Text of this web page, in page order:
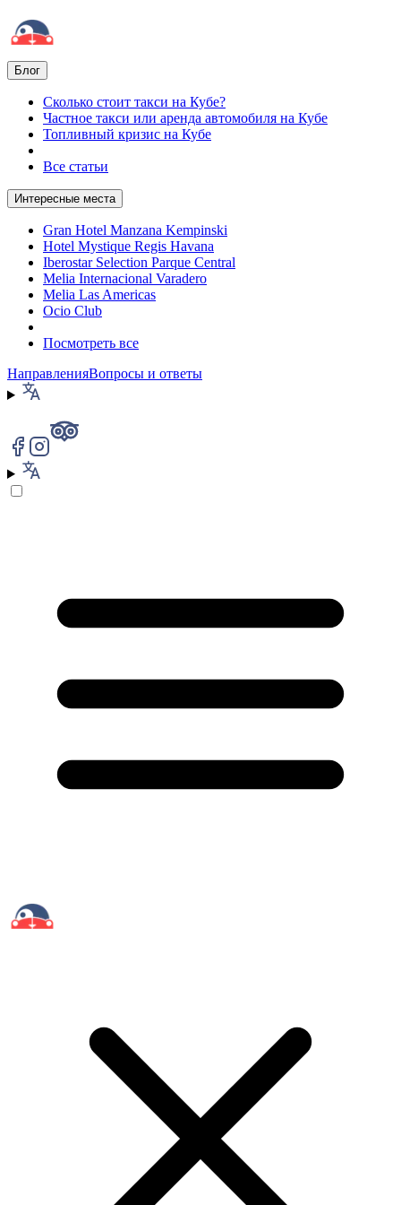
Блог
Сколько стоит такси на Кубе?
Частное такси или аренда автомобиля на Кубе
Топливный кризис на Кубе
Все статьи
Интересные места
Gran Hotel Manzana Kempinski
Hotel Mystique Regis Havana
Iberostar Selection Parque Central
Melia Internacional Varadero
Melia Las Americas
Ocio Club
Посмотреть все
НаправленияВопросы и ответы